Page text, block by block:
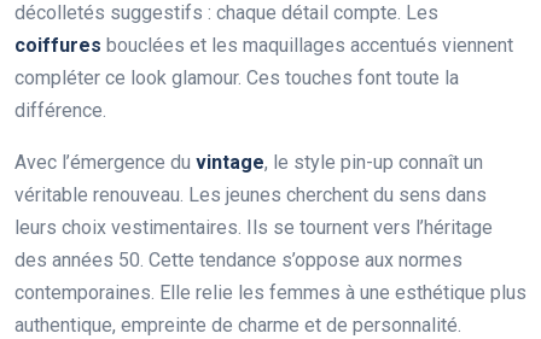
décolletés suggestifs : chaque détail compte. Les
coiffures bouclées et les maquillages accentués viennent
compléter ce look glamour. Ces touches font toute la
différence.
Avec l’émergence du vintage, le style pin-up connaît un
véritable renouveau. Les jeunes cherchent du sens dans
leurs choix vestimentaires. Ils se tournent vers l’héritage
des années 50. Cette tendance s’oppose aux normes
contemporaines. Elle relie les femmes à une esthétique plus
authentique, empreinte de charme et de personnalité.